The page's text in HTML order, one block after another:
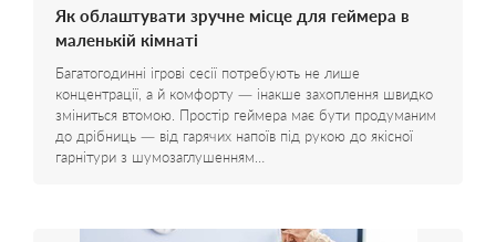
Як облаштувати зручне місце для геймера в
маленькій кімнаті
Багатогодинні ігрові сесії потребують не лише
концентрації, а й комфорту — інакше захоплення швидко
зміниться втомою. Простір геймера має бути продуманим
до дрібниць — від гарячих напоїв під рукою до якісної
гарнітури з шумозаглушенням…